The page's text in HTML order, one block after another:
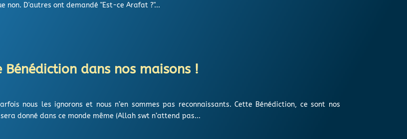
non. D'autres ont demandé "Est-ce Arafat ?"...
dans nos maisons !
nous les ignorons et nous n’en sommes pas reconnaissants. Cette Bénédiction, ce sont nos
donné dans ce monde même (Allah swt n’attend pas...